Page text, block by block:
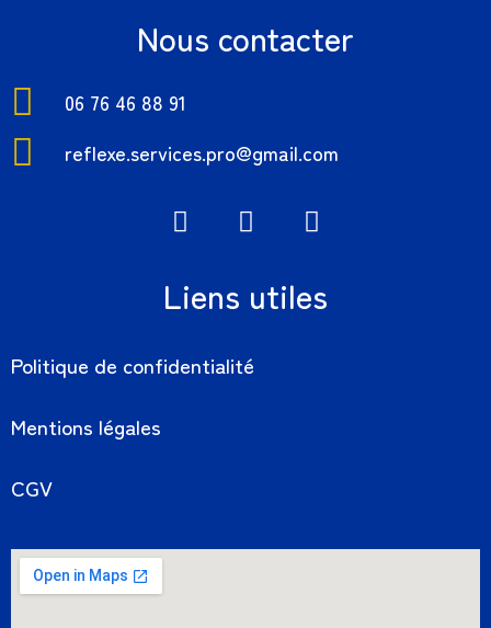
Nous contacter
06 76 46 88 91
reflexe.services.pro@gmail.com
Liens utiles
Politique de confidentialité
Mentions légales
CGV